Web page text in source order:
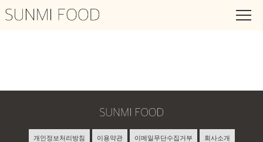
개인정보처리방침 이용약관 이메일무단수집거부 회사소개